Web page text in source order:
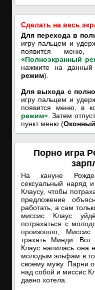
Сделать на весь
Для перехода в
игру пальцем и
появится
«Полноэкранный
нажмите на
режим).
Для выхода с
игру пальцем и
появится меню, в
режим» . Затем
пункт меню (
Порно игра
На кануне
сексуальный наряд
Клаусу, чтобы
предложение
работать, а сам
миссис Клаус
потрахаться с
произошло,
трахать Минди. Вот
Клаус напилась она
молодым эльфам в
своему мужу. Парни
над собой и миссис
давно хотела.